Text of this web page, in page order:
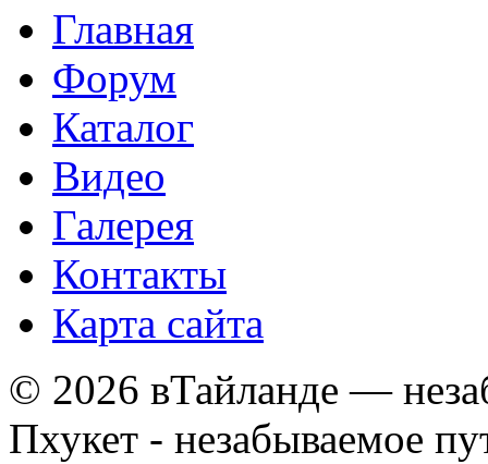
Главная
Форум
Каталог
Видео
Галерея
Контакты
Карта сайта
© 2026 вТайланде —
Пхукет - незабываемое